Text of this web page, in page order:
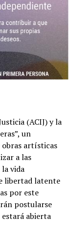
(ACIJ) y la
un
obras artísticas
a las
vida
libertad latente
por este
postularse
estará abierta